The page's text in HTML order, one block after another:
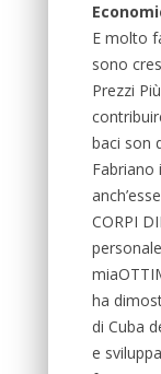
E molto
sono
Prezzi
baci son
Fabriano
CORPI
ha
di Cuba
e